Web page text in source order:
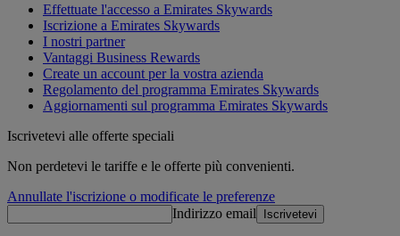
Effettuate l'accesso a Emirates Skywards
Iscrizione a Emirates Skywards
I nostri partner
Vantaggi Business Rewards
Create un account per la vostra azienda
Regolamento del programma Emirates Skywards
Aggiornamenti sul programma Emirates Skywards
Iscrivetevi alle offerte speciali
Non perdetevi le tariffe e le offerte più convenienti.
Annullate l'iscrizione o modificate le preferenze
Indirizzo email
Iscrivetevi